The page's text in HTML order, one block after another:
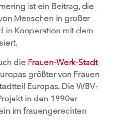
ist ein Beitrag, die
Menschen in großer
in Kooperation mit dem
die Frauen-Werk-Stadt
größter von Frauen
Europas. Die WBV-
in den 1990er
im frauengerechten